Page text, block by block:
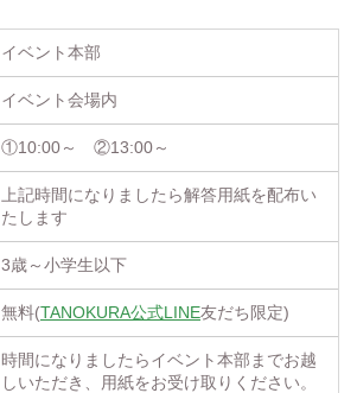
イベント本部
イベント会場内
①10:00～ ②13:00～
上記時間になりましたら解答用紙を配布い
たします
3歳～小学生以下
無料(TANOKURA公式LINE友だち限定)
時間になりましたらイベント本部までお越
しいただき、用紙をお受け取りください。